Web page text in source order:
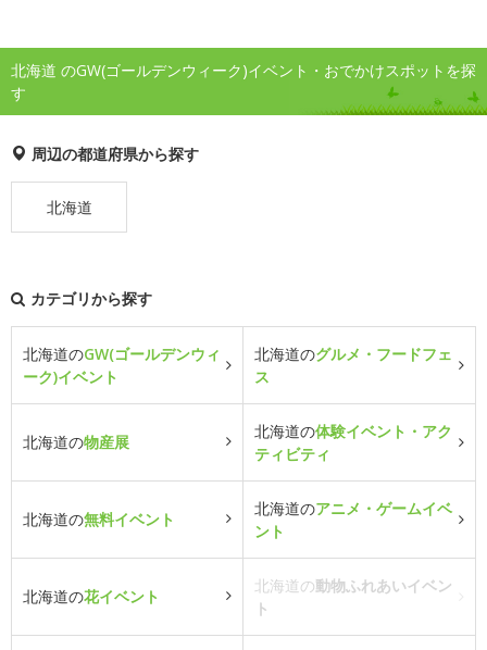
北海道 のGW(ゴールデンウィーク)イベント・おでかけスポットを探
す
周辺の都道府県から探す
北海道
カテゴリから探す
北海道のGW(ゴールデンウィ
ーク)イベント
北海道のグルメ・フードフェ
ス
北海道の物産展
北海道の体験イベント・アク
ティビティ
北海道の無料イベント
北海道のアニメ・ゲームイベ
ント
北海道の花イベント
北海道の動物ふれあいイベン
ト